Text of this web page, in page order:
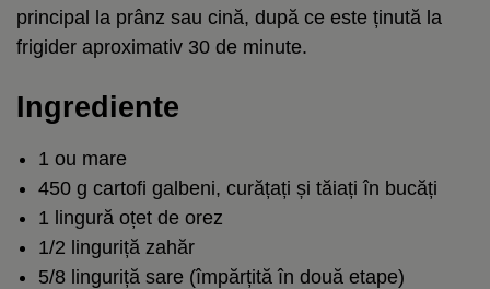
principal la prânz sau cină, după ce este ținută la
frigider aproximativ 30 de minute.
Ingrediente
1 ou mare
450 g cartofi galbeni, curățați și tăiați în bucăți
1 lingură oțet de orez
1/2 linguriță zahăr
5/8 linguriță sare (împărțită în două etape)